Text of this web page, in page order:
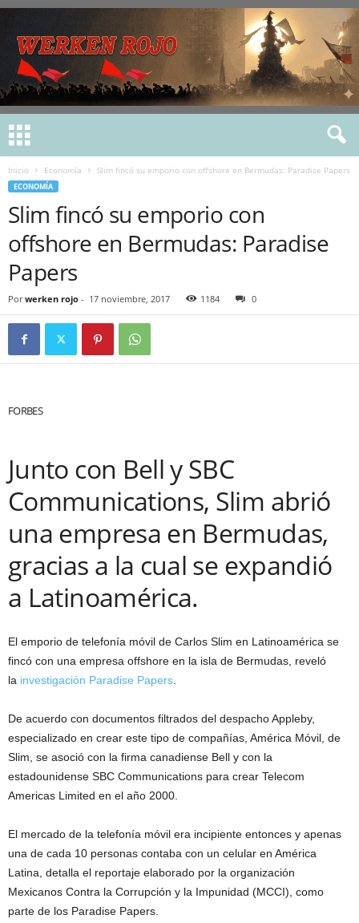
Inicio Economía Slim fincó su emporio con offshore en Bermudas: Paradise Papers
ECONOMÍA
Slim fincó su emporio con
offshore en Bermudas: Paradise
Papers
Por werken rojo - 17 noviembre, 2017 1184 0
FORBES
Junto con Bell y SBC
Communications, Slim abrió
una empresa en Bermudas,
gracias a la cual se expandió
a Latinoamérica.
El emporio de telefonía móvil de Carlos Slim en Latinoamérica se
fincó con una empresa offshore en la isla de Bermudas, reveló
la investigación Paradise Papers
De acuerdo con documentos filtrados del despacho Appleby,
especializado en crear este tipo de compañías, América Móvil, de
Slim, se asoció con la firma canadiense Bell y con la
estadounidense SBC Communications para crear Telecom
Americas Limited en el año 2000.
El mercado de la telefonía móvil era incipiente entonces y apenas
una de cada 10 personas contaba con un celular en América
Latina, detalla el reportaje elaborado por la organización
Mexicanos Contra la Corrupción y la Impunidad (MCCI), como
parte de los Paradise Papers.